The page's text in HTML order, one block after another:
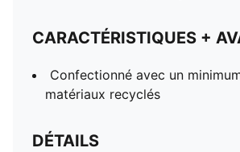
CARACTÉRISTIQUES +
Confectionné avec un
matériaux recyclés
DÉTAILS